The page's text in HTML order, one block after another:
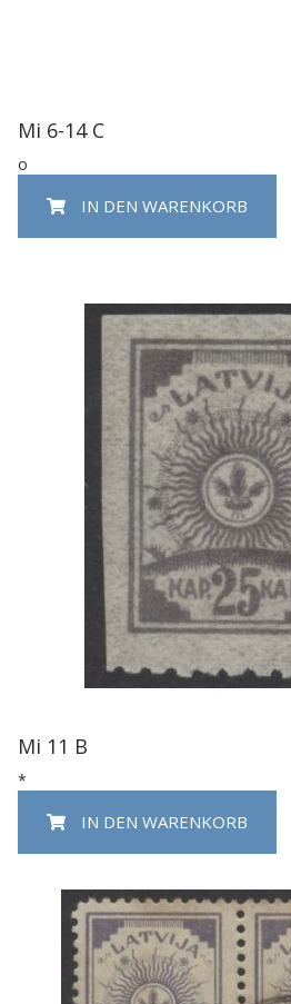
Mi 6-14 C
o
IN DEN WARENKORB
Mi 11 B
*
IN DEN WARENKORB